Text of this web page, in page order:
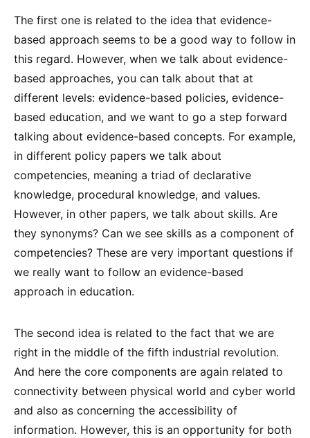
The first one is related to the idea that evidence-
based approach seems to be a good way to follow in
this regard. However, when we talk about evidence-
based approaches, you can talk about that at
different levels: evidence-based policies, evidence-
based education, and we want to go a step forward
talking about evidence-based concepts. For example,
in different policy papers we talk about
competencies, meaning a triad of declarative
knowledge, procedural knowledge, and values.
However, in other papers, we talk about skills. Are
they synonyms? Can we see skills as a component of
competencies? These are very important questions if
we really want to follow an evidence-based
approach in education.
The second idea is related to the fact that we are
right in the middle of the fifth industrial revolution.
And here the core components are again related to
connectivity between physical world and cyber world
and also as concerning the accessibility of
information. However, this is an opportunity for both